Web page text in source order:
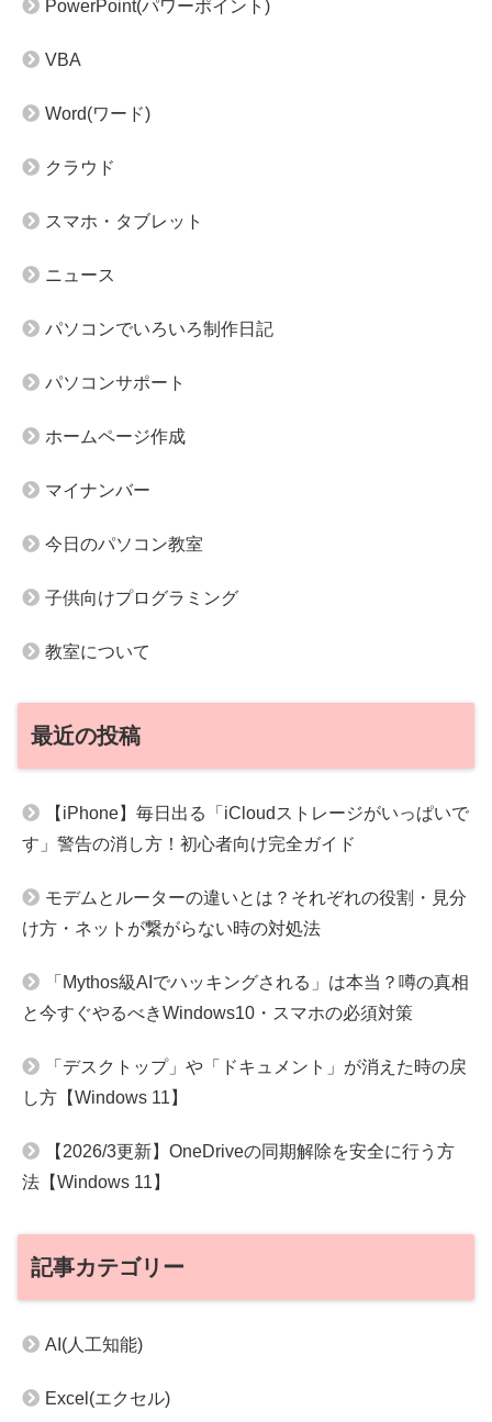
PowerPoint(パワーポイント)
VBA
Word(ワード)
クラウド
スマホ・タブレット
ニュース
パソコンでいろいろ制作日記
パソコンサポート
ホームページ作成
マイナンバー
今日のパソコン教室
子供向けプログラミング
教室について
最近の投稿
【iPhone】毎日出る「iCloudストレージがいっぱいで
す」警告の消し方！初心者向け完全ガイド
モデムとルーターの違いとは？それぞれの役割・見分
け方・ネットが繋がらない時の対処法
「Mythos級AIでハッキングされる」は本当？噂の真相
と今すぐやるべきWindows10・スマホの必須対策
「デスクトップ」や「ドキュメント」が消えた時の戻
し方【Windows 11】
【2026/3更新】OneDriveの同期解除を安全に行う方
法【Windows 11】
記事カテゴリー
AI(人工知能)
Excel(エクセル)